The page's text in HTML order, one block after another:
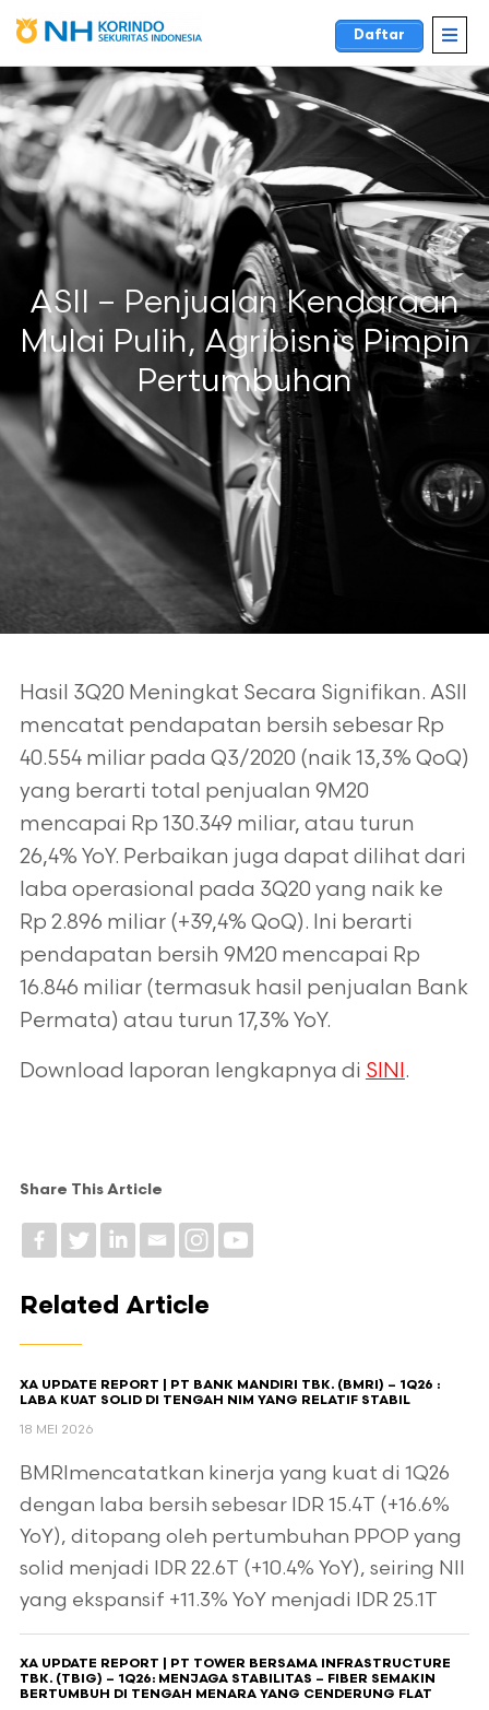
Daftar
ASII – Penjualan Kendaraan
Mulai Pulih, Agribisnis Pimpin
Pertumbuhan
Hasil 3Q20 Meningkat Secara Signifikan. ASII
mencatat pendapatan bersih sebesar Rp
40.554 miliar pada Q3/2020 (naik 13,3% QoQ)
yang berarti total penjualan 9M20
mencapai Rp 130.349 miliar, atau turun
26,4% YoY. Perbaikan juga dapat dilihat dari
laba operasional pada 3Q20 yang naik ke
Rp 2.896 miliar (+39,4% QoQ). Ini berarti
pendapatan bersih 9M20 mencapai Rp
16.846 miliar (termasuk hasil penjualan Bank
Permata) atau turun 17,3% YoY.
Download laporan lengkapnya di SINI.
Share This Article
Related Article
XA UPDATE REPORT | PT BANK MANDIRI TBK. (BMRI) – 1Q26 :
LABA KUAT SOLID DI TENGAH NIM YANG RELATIF STABIL
18 MEI 2026
BMRImencatatkan kinerja yang kuat di 1Q26
dengan laba bersih sebesar IDR 15.4T (+16.6%
YoY), ditopang oleh pertumbuhan PPOP yang
solid menjadi IDR 22.6T (+10.4% YoY), seiring NII
yang ekspansif +11.3% YoY menjadi IDR 25.1T
XA UPDATE REPORT | PT TOWER BERSAMA INFRASTRUCTURE
TBK. (TBIG) – 1Q26: MENJAGA STABILITAS – FIBER SEMAKIN
BERTUMBUH DI TENGAH MENARA YANG CENDERUNG FLAT